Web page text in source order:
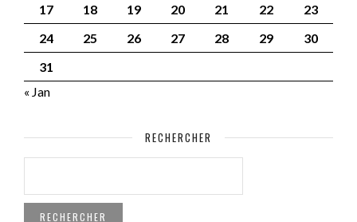
17
18 19 20 21 22
23
24
25 26 27 28 29
30
31
« Jan
RECHERCHER